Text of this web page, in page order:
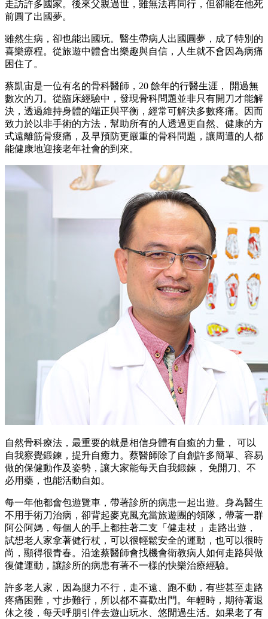
走訪許多國家。後來父親過世，雖無法再同行，但卻能在他死
前圓了出國夢。
雖然生病，卻也能出國玩。醫生帶病人出國圓夢，成了特別的
喜樂療程。從旅遊中體會出樂趣與自信，人生就不會因為病痛
困住了。
蔡凱宙是一位有名的骨科醫師，20 餘年的行醫生涯， 開過無
數次的刀。從臨床經驗中，發現骨科問題並非只有開刀才能解
決，透過維持身體的端正與平衡，經常可解決多數疼痛。因而
致力於以非手術的方法，幫助所有的人透過更自然、健康的方
式遠離筋骨痠痛，及早預防更嚴重的骨科問題，讓周遭的人都
能健康地迎接老年社會的到來。
自然骨科療法，最重要的就是相信身體有自癒的力量， 可以
自我察覺鍛鍊，提升自癒力。蔡醫師除了自創許多簡單、容易
做的保健動作及姿勢，讓大家能每天自我鍛鍊， 免開刀、不
必用藥，也能活動自如。
每一年他都會包遊覽車，帶著診所的病患一起出遊。身為醫生
不用手術刀治病，卻背起麥克風充當旅遊團的領隊，帶著一群
阿公阿媽，每個人的手上都拄著二支「健走杖 」走路出遊，
試想老人家拿著健行杖，可以很輕鬆安全的運動，也可以很時
尚，顯得很青春。沿途蔡醫師會找機會衛教病人如何走路與做
復健運動，讓診所的病患有著不一樣的快樂治療經驗。
許多老人家，因為腿力不行，走不遠、跑不動，有些甚至走路
疼痛困難，寸步難行，所以都不喜歡出門。年輕時，期待著退
休之後，每天呼朋引伴去遊山玩水、悠閒過生活。如果老了有